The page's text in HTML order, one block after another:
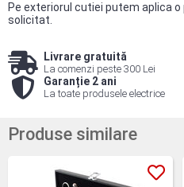
Pe exteriorul cutiei putem aplica
solicitat.
Livrare gratuită
La comenzi peste 300 Lei
Garanție 2 ani
La toate produsele electrice
Produse similare